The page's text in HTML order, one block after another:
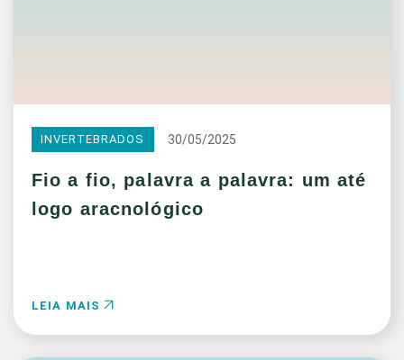
INVERTEBRADOS 30/05/2025
Fio a fio, palavra a palavra: um até
logo aracnológico
LEIA MAIS